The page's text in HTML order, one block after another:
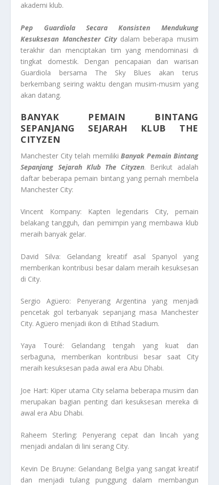
akademi klub.
Pep Guardiola Secara Konsisten Mendukung
Kesuksesan Manchester City dalam beberapa musim
terakhir dan menciptakan tim yang mendominasi di
tingkat domestik. Dengan pencapaian dan warisan
Guardiola bersama The Sky Blues akan terus
berkembang seiring waktu dengan musim-musim yang
akan datang.
BANYAK PEMAIN BINTANG
SEPANJANG SEJARAH KLUB THE
CITYZEN
Manchester City telah memilikiBanyak Pemain Bintang
Sepanjang Sejarah Klub The Cityzen. Berikut adalah
daftar beberapa pemain bintang yang pernah membela
Manchester City:
Vincent Kompany: Kapten legendaris City, pemain
belakang tangguh, dan pemimpin yang membawa klub
meraih banyak gelar.
David Silva: Gelandang kreatif asal Spanyol yang
memberikan kontribusi besar dalam meraih kesuksesan
di City.
Sergio Agüero: Penyerang Argentina yang menjadi
pencetak gol terbanyak sepanjang masa Manchester
City. Agüero menjadi ikon di Etihad Stadium.
Yaya Touré: Gelandang tengah yang kuat dan
serbaguna, memberikan kontribusi besar saat City
meraih kesuksesan pada awal era Abu Dhabi.
Joe Hart: Kiper utama City selama beberapa musim dan
merupakan bagian penting dari kesuksesan mereka di
awal era Abu Dhabi.
Raheem Sterling: Penyerang cepat dan lincah yang
menjadi andalan di lini serang City.
Kevin De Bruyne: Gelandang Belgia yang sangat kreatif
dan menjadi tulang punggung dalam membangun